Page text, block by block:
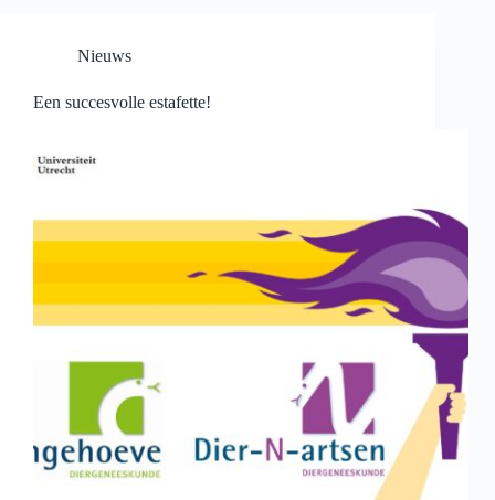
Nieuws
Een succesvolle estafette!